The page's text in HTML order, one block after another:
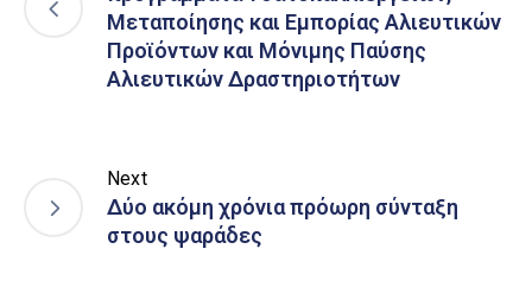
Μεταποίησης και Εμπορίας Αλιευτικών
Προϊόντων και Μόνιμης Παύσης
Αλιευτικών Δραστηριοτήτων
Next
Δύο ακόμη χρόνια πρόωρη σύνταξη
στους ψαράδες